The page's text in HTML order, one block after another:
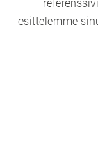
esittelemme